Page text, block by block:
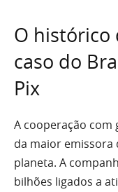
O histórico
caso do
Pix
A cooperação
da maior emissora
planeta. A
bilhões ligados a